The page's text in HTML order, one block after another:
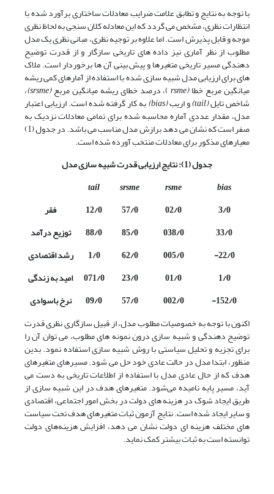
با توجه به نتایج و تطابق علامت ضرایب معادلات ساختاری برآورد شده با
انتظارات نظری، مشخص می گردد که این معادله کلان سنجی به لحاظ نظری
موجه و قابل پذیرش است. اما علاوه بر توجیه نظری، مبانی نظری یک مدل
مطلوب از نظر آماری نیز داده های تاریخی سازگار و از قدرت توضیح
دهندگی مسیر تاریخی متغیرها و پیش بینی آن ها برخوردار است. ملاک
های برای ارزیابی مدل شبیه سازی شده با استفاده از آمارهای کمی ریشه
میانگین مربع خطا(
rsme)، درصد خطای ریشه میانگین مربع(
srsme
)،
شاخص تایل(
tail
)و اریب(
bias
)به کار گرفته شده است. ارزیابی اعتبار
مدل، مقدار عددی آماره محاسبه شده برای تمامی معادلات نزدیک به
صفر است که نشان می دهد برازش مدل مناسب می باشد. در جدول (1)
معیارهای مذکور برای معادلات منتخب آورده شده است.
جدول (1): نتایج ارزیابی قدرت شبیه سازی مدل
bias
rsme
srsme
tail
3/0
02/0
57/0
12/0
فقر
33/0
038/0
85/0
88/0
توزیع درآمد
22/0-
005/0
62/0
1/0
رشد اقتصادی
1/0
01/0
23/0
071/0
امید به زندگی
152/0-
002/0
57/0
09/0
نرخ باسوادی
اکنون با توجه به خصوصیات مطلوب مدل، از قبیل سازگاری نظری قدرت
توضیح دهندگی و شبیه سازی درون نمونه های مطلوب، می توان آن را
برای تجزیه و تحلیل سیاستی با روش شبیه سازی استفاده نمود. بدین
منظور، ابتدا مدل در حالت عادی خود حل می شود. مسیرهای متغیرهای
هدف که از حال عادی مدل با استفاده از اطلاعات تاریخی به دست می
آید، مسیر پایه نامیده می‌شود. متغیرهای هدف در این شبیه سازی از
طریق ایجاد شوک در هزینه های دولت در بخش امور اجتماعی، اقتصادی
و سایر ایجاد شده است. نتایج آزمون ثبات متغیرهای هدف تحت سیاست
های مختلف هزینه ای دولت نشان می دهد، افزایش هزینه‌های دولت
توانسته است به ثبات بیشتر کمک نماید.